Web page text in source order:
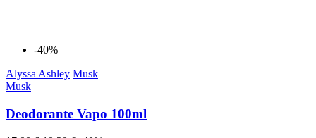
-40%
Alyssa Ashley Musk
Musk
Deodorante Vapo 100ml